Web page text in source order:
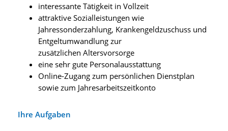
interessante Tätigkeit in Vollzeit
attraktive Sozialleistungen wie
Jahressonderzahlung, Krankengeldzuschuss und
Entgeltumwandlung zur
zusätzlichen Altersvorsorge
eine sehr gute Personalausstattung
Online-Zugang zum persönlichen Dienstplan
sowie zum Jahresarbeitszeitkonto
Ihre Aufgaben